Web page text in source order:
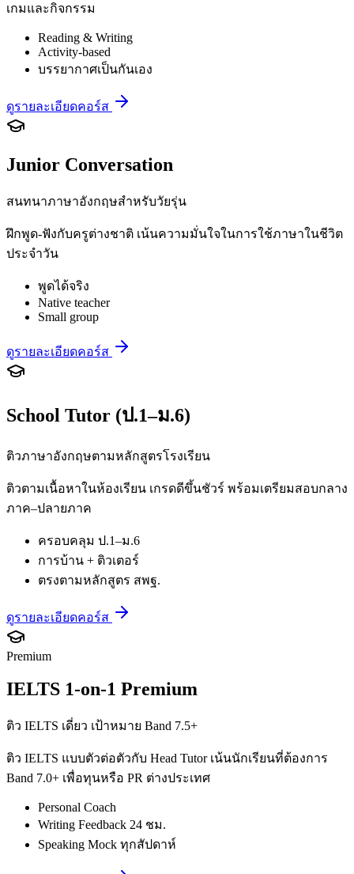
เกมและกิจกรรม
Reading & Writing
Activity-based
บรรยากาศเป็นกันเอง
ดูรายละเอียดคอร์ส
Junior Conversation
สนทนาภาษาอังกฤษสำหรับวัยรุ่น
ฝึกพูด-ฟังกับครูต่างชาติ เน้นความมั่นใจในการใช้ภาษาในชีวิต
ประจำวัน
พูดได้จริง
Native teacher
Small group
ดูรายละเอียดคอร์ส
School Tutor (ป.1–ม.6)
ติวภาษาอังกฤษตามหลักสูตรโรงเรียน
ติวตามเนื้อหาในห้องเรียน เกรดดีขึ้นชัวร์ พร้อมเตรียมสอบกลาง
ภาค–ปลายภาค
ครอบคลุม ป.1–ม.6
การบ้าน + ติวเตอร์
ตรงตามหลักสูตร สพฐ.
ดูรายละเอียดคอร์ส
Premium
IELTS 1-on-1 Premium
ติว IELTS เดี่ยว เป้าหมาย Band 7.5+
ติว IELTS แบบตัวต่อตัวกับ Head Tutor เน้นนักเรียนที่ต้องการ
Band 7.0+ เพื่อทุนหรือ PR ต่างประเทศ
Personal Coach
Writing Feedback 24 ชม.
Speaking Mock ทุกสัปดาห์